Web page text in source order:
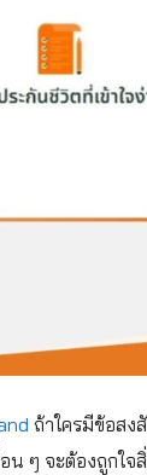
ถ้าใครมีข้อสงสั
ๆ จะต้องถูกใจ